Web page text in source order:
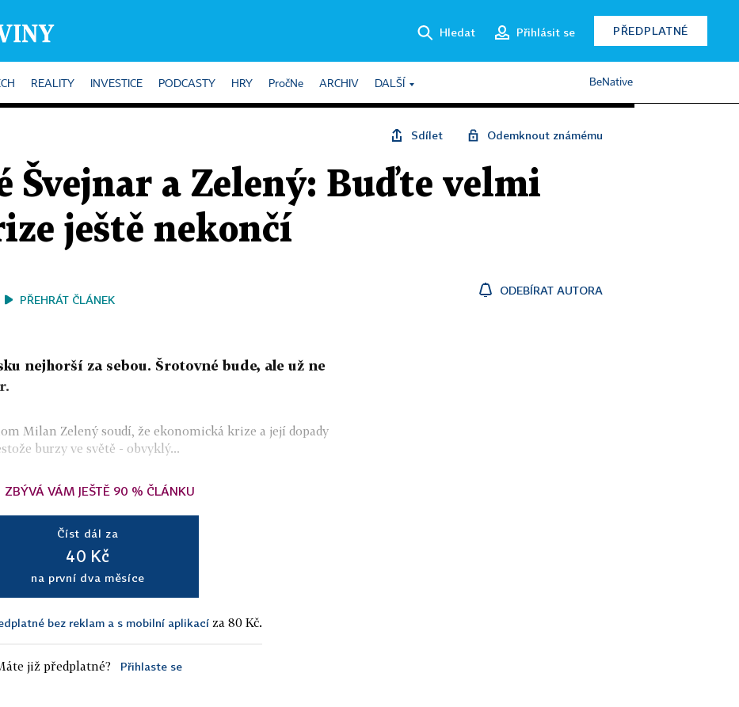
Hledat Přihlásit se PŘEDPLATNÉ
REALITY INVESTICE PODCASTY HRY PročNe ARCHIV DALŠÍ BeNative
Sdílet Odemknout známému
Švejnar a Zelený: Buďte velmi
ještě nekončí
PŘEHRÁT ČLÁNEK
ODEBÍRAT AUTORA
nejhorší za sebou. Šrotovné bude, ale už ne
Milan Zelený soudí, že ekonomická krize a její dopady
burzy ve světě - obvyklý...
ZBÝVÁ VÁM JEŠTĚ 90 % ČLÁNKU
Číst dál za
40 Kč
na první dva měsíce
bez reklam a s mobilní aplikací za 80 Kč.
již předplatné? Přihlaste se